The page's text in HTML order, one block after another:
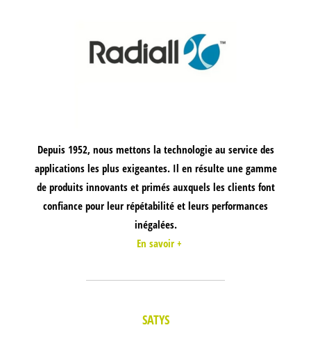
Depuis 1952, nous mettons la technologie au service des
applications les plus exigeantes. Il en résulte une gamme
de produits innovants et primés auxquels les clients font
confiance pour leur répétabilité et leurs performances
inégalées.
En savoir +
SATYS